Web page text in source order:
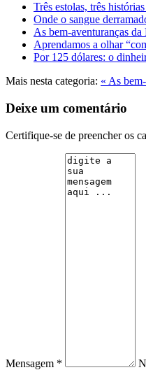
Três estolas, três
Onde o sangue
As bem-aventuranças da
Aprendamos a olhar
Por 125 dólares: o
Mais nesta categoria: « As
Deixe um comentário
Certifique-se de preencher os
Mensagem *